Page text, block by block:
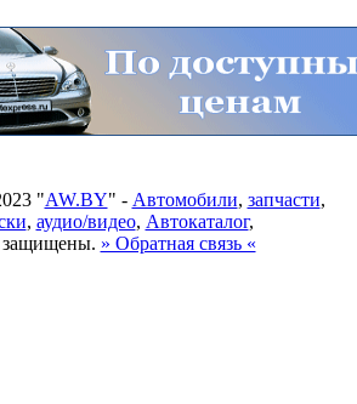
"AW.BY" - Автомобили, запчасти,
, аудио/видео, Автокаталог,
защищены. » Обратная связь «